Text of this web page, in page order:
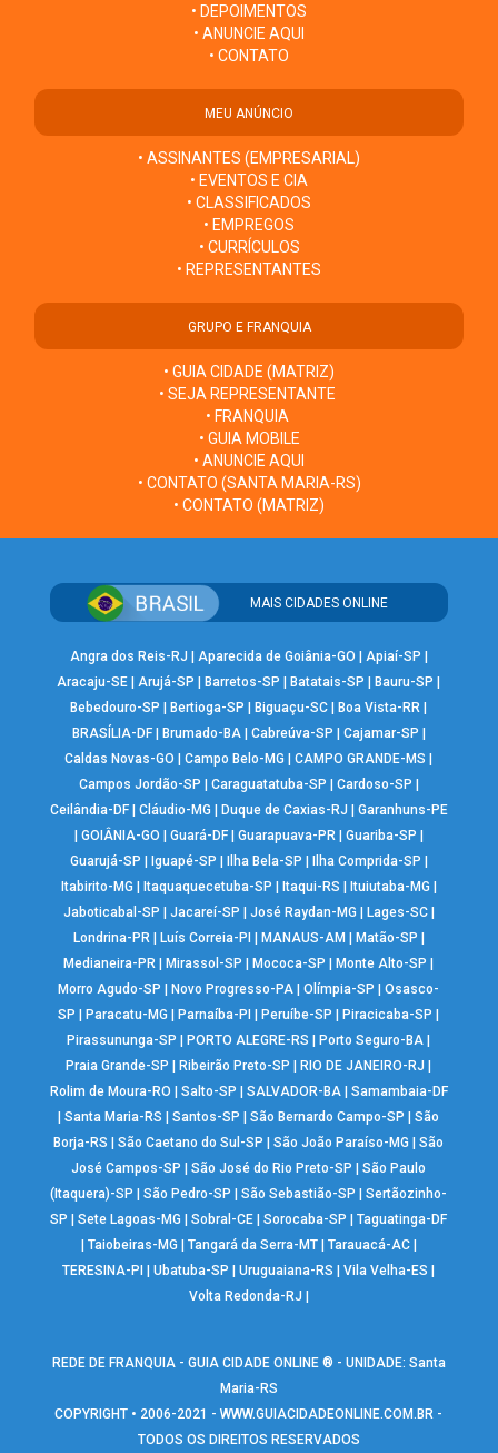
• DEPOIMENTOS
• ANUNCIE AQUI
• CONTATO
MEU ANÚNCIO
• ASSINANTES (EMPRESARIAL)
• EVENTOS E CIA
• CLASSIFICADOS
• EMPREGOS
• CURRÍCULOS
• REPRESENTANTES
GRUPO E FRANQUIA
• GUIA CIDADE (MATRIZ)
• SEJA REPRESENTANTE
• FRANQUIA
• GUIA MOBILE
• ANUNCIE AQUI
• CONTATO (SANTA MARIA-RS)
• CONTATO (MATRIZ)
MAIS CIDADES ONLINE
Angra dos Reis-RJ Aparecida de Goiânia-GO Apiaí-SP
Aracaju-SE |Arujá-SP Barretos-SP Batatais-SP Bauru-SP
Bebedouro-SP
Bertioga-SP Biguaçu-SC Boa Vista-RR
BRASÍLIA-DF| Brumado-BA| Cabreúva-SP Cajamar-SP
Caldas Novas-GO
|Campo Belo-MG |CAMPO GRANDE-MS
Campos Jordão-SP
Caraguatatuba-SP Cardoso-SP
Ceilândia-DF| Cláudio-MG Duque de Caxias-RJ
Garanhuns-PE
GOIÂNIA-GO Guará-DF| Guarapuava-PR| Guariba-SP
Guarujá-SP
Iguapé-SP Ilha Bela-SP Ilha Comprida-SP
Itabirito-MG
Itaquaquecetuba-SP Itaqui-RS Ituiutaba-MG
Jaboticabal-SP
Jacareí-SP José Raydan-MG Lages-SC|
Londrina-PR| Luís Correia-PI MANAUS-AM Matão-SP
Medianeira-PR
Mirassol-SP Mococa-SP Monte Alto-SP
Morro Agudo-SP
Novo Progresso-PA |Olímpia-SP |Osasco-
SP
Paracatu-MG Parnaíba-PI Peruíbe-SP Piracicaba-SP
Pirassununga-SP
PORTO ALEGRE-RS Porto Seguro-BA
Praia Grande-SP
Ribeirão Preto-SP RIO DE JANEIRO-RJ
Rolim de Moura-RO
Salto-SP SALVADOR-BA| Samambaia-DF
|Santa Maria-RS |Santos-SP |São Bernardo Campo-SP |São
Borja-RS
|São Caetano do Sul-SP |São João Paraíso-MG |São
José Campos-SP
|São José do Rio Preto-SP |São Paulo
(Itaquera)-SP
|São Pedro-SP |São Sebastião-SP |Sertãozinho-
SP
|Sete Lagoas-MG |Sobral-CE |Sorocaba-SP |Taguatinga-DF
Taiobeiras-MG Tangará da Serra-MT| Tarauacá-AC|
TERESINA-PI
|Ubatuba-SP |Uruguaiana-RS |Vila Velha-ES
Volta Redonda-RJ
REDE DE FRANQUIA - GUIA CIDADE ONLINE ® - UNIDADE: Santa
Maria-RS
COPYRIGHT • 2006-2021 -WWW.GUIACIDADEONLINE.COM.BR -
TODOS OS DIREITOS RESERVADOS